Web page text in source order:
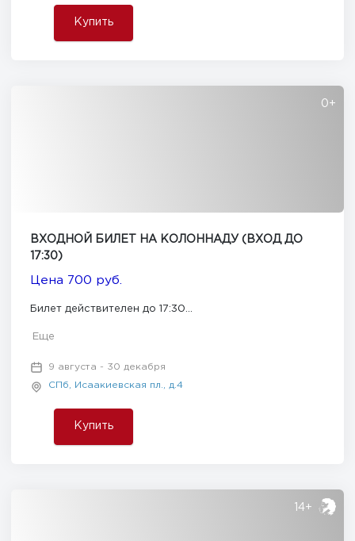
Купить
0+
ВХОДНОЙ БИЛЕТ НА КОЛОННАДУ (ВХОД ДО
17:30)
Цена 700 руб.
Билет действителен до 17:30...
Еще
9 августа - 30 декабря
СПб, Исаакиевская пл., д.4
Купить
14+